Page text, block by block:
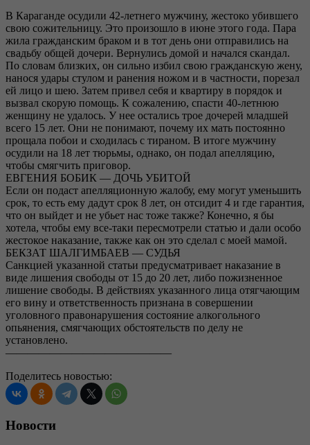
В Караганде осудили 42-летнего мужчину, жестоко убившего
свою сожительницу. Это произошло в июне этого года. Пара
жила гражданским браком и в тот день они отправились на
свадьбу общей дочери. Вернулись домой и начался скандал.
По словам близких, он сильно избил свою гражданскую жену,
нанося удары стулом и ранения ножом и в частности, порезал
ей лицо и шею. Затем привел себя и квартиру в порядок и
вызвал скорую помощь. К сожалению, спасти 40-летнюю
женщину не удалось. У нее остались трое дочерей младшей
всего 15 лет. Они не понимают, почему их мать постоянно
прощала побои и сходилась с тираном. В итоге мужчину
осудили на 18 лет тюрьмы, однако, он подал апелляцию,
чтобы смягчить приговор.
ЕВГЕНИЯ БОБИК — ДОЧЬ УБИТОЙ
Если он подаст апелляционную жалобу, ему могут уменьшить
срок, то есть ему дадут срок 8 лет, он отсидит 4 и где гарантия,
что он выйдет и не убьет нас тоже также? Конечно, я бы
хотела, чтобы ему все-таки пересмотрели статью и дали особо
жестокое наказание, также как он это сделал с моей мамой.
БЕКЗАТ ШАЛГИМБАЕВ — СУДЬЯ
Санкцией указанной статьи предусматривает наказание в
виде лишения свободы от 15 до 20 лет, либо пожизненное
лишение свободы. В действиях указанного лица отягчающим
его вину и ответственность признана в совершении
уголовного правонарушения состояние алкогольного
опьянения, смягчающих обстоятельств по делу не
установлено.
———————————————
Поделитесь новостью:
Новости